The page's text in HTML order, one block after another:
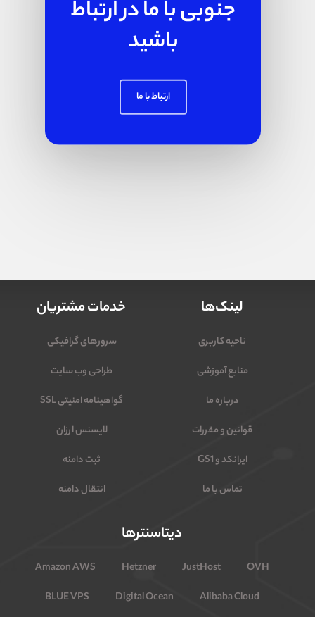
جنوبی با ما در ارتباط
باشید
ارتباط با ما
خدمات مشتریان
سرورهای گرافیکی
طراحی وب سایت
گواهینامه امنیتی SSL
لایسنس ارزان
ثبت دامنه
انتقال دامنه
لینک‌ها
ناحیه کاربری
منابع آموزشی
درباره ما
قوانین و مقررات
ایرانکد و GS1
تماس با ما
دیتاسنترها
Amazon AWS Hetzner JustHost
OVH
BLUE VPS
Digital Ocean
Alibaba Cloud